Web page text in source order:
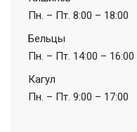
Пн. – Пт. 8:00 – 18:00
Бельцы
Пн. – Пт. 14:00 – 16:00
Кагул
Пн. – Пт. 9:00 – 17:00